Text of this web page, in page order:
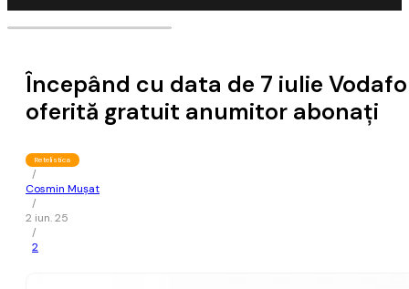
Începând cu data de 7 iulie
oferită gratuit anumitor abonaţi
Retelistica
/
Cosmin Mușat
/
2 iun. 25
/
2